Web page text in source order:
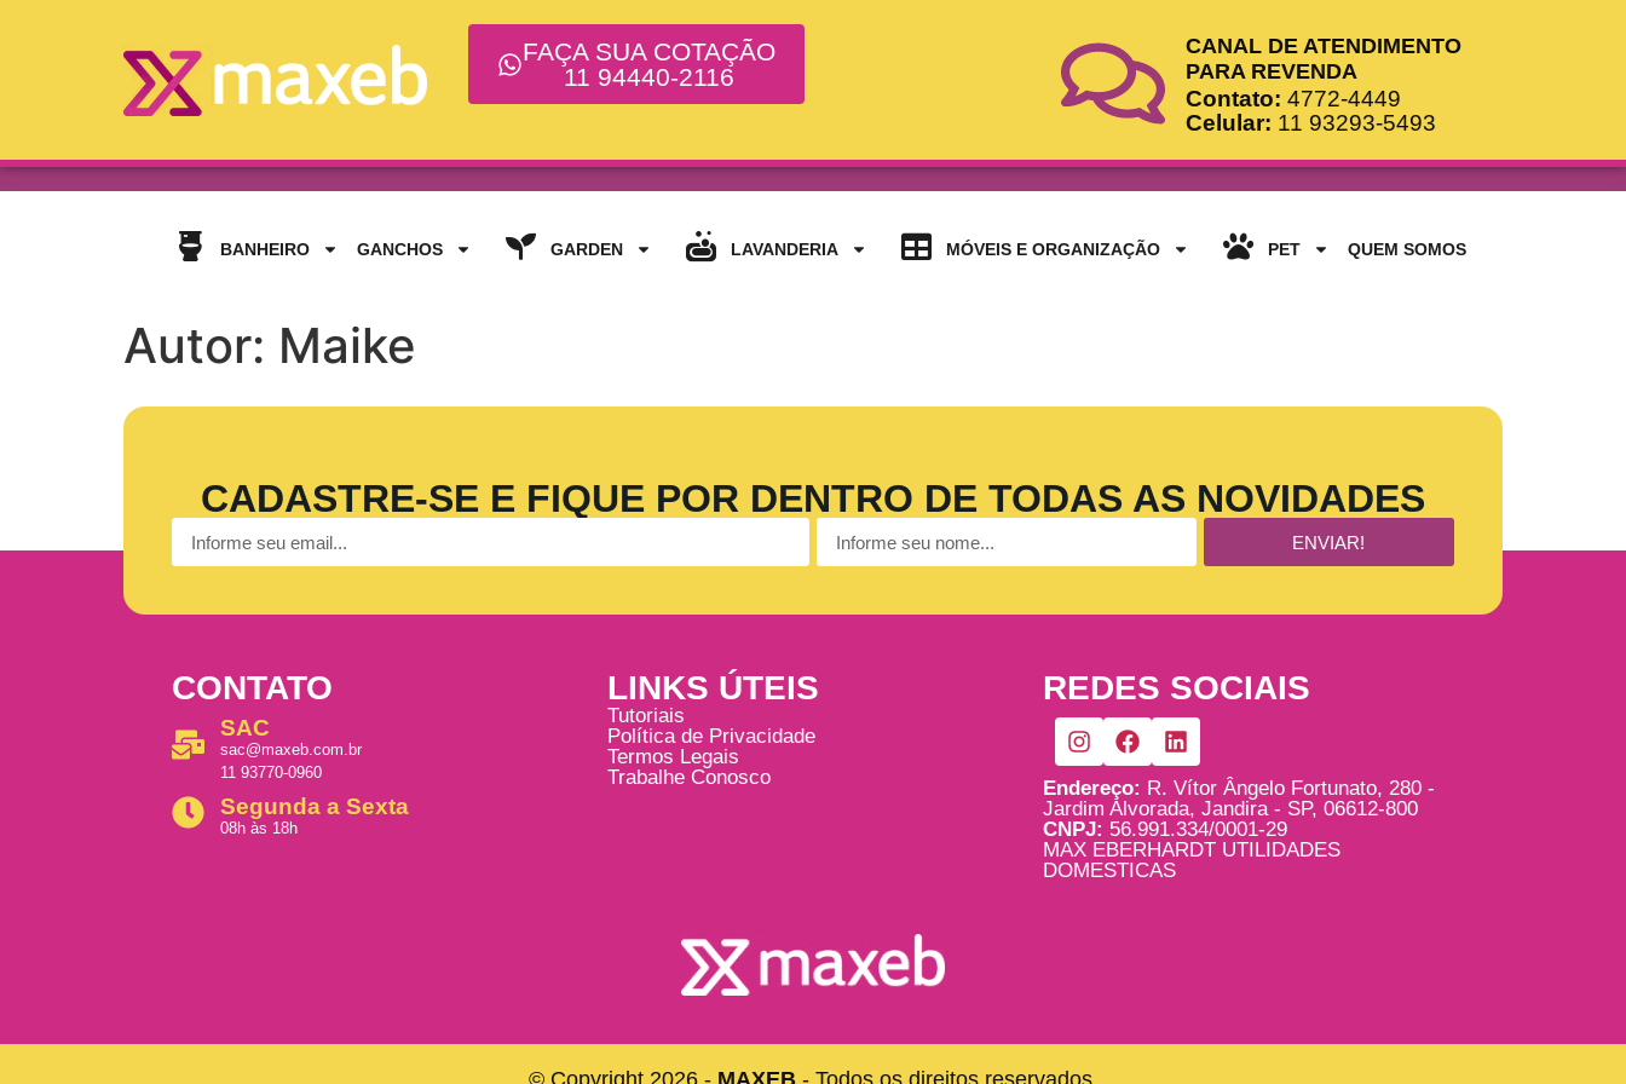
FAÇA SUA COTAÇÃO
11 94440-2116
CANAL DE ATENDIMENTO
PARA REVENDA
Contato:4772-4449
Celular: 11 93293-5493
BANHEIRO GANCHOS GARDEN LAVANDERIA MÓVEIS E ORGANIZAÇÃO PET QUEM SOMOS
Autor: Maike
CADASTRE-SE E FIQUE POR DENTRO DE TODAS AS NOVIDADES
ENVIAR!
CONTATO
SAC
sac@maxeb.com.br
11 93770-0960
Segunda a Sexta
08h às 18h
LINKS ÚTEIS
Tutoriais
Política de Privacidade
Termos Legais
Trabalhe Conosco
REDES SOCIAIS
Endereço: R. Vítor Ângelo Fortunato, 280 -
Jardim Alvorada, Jandira - SP, 06612-800
CNPJ: 56.991.334/0001-29
MAX EBERHARDT UTILIDADES
DOMESTICAS